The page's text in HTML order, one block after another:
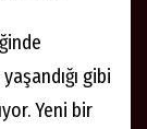
gibi
Yeni bir